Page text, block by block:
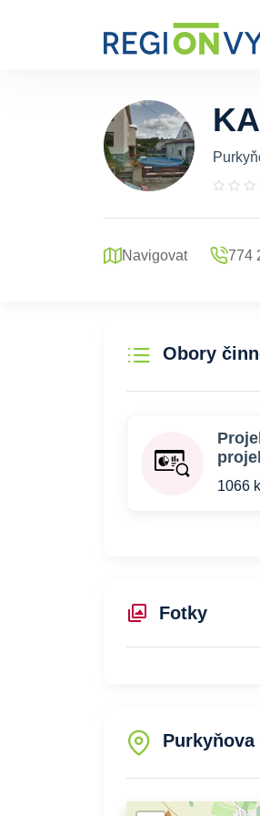
Navigovat 774
Obory
1066
Fotky
Purkyňova